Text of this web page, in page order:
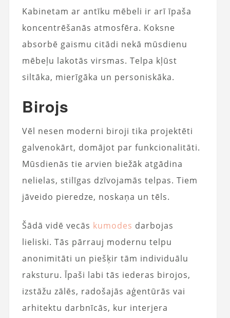
Kabinetam ar antīku mēbeli ir arī īpaša
koncentrēšanās atmosfēra. Koksne
absorbē gaismu citādi nekā mūsdienu
mēbeļu lakotās virsmas. Telpa kļūst
siltāka, mierīgāka un personiskāka.
Birojs
Vēl nesen moderni biroji tika projektēti
galvenokārt, domājot par funkcionalitāti.
Mūsdienās tie arvien biežāk atgādina
nelielas, stilīgas dzīvojamās telpas. Tiem
jāveido pieredze, noskaņa un tēls.
Šādā vidē vecās kumodes darbojas
lieliski. Tās pārrauj modernu telpu
anonimitāti un piešķir tām individuālu
raksturu. Īpaši labi tās iederas birojos,
izstāžu zālēs, radošajās aģentūrās vai
arhitektu darbnīcās, kur interjera